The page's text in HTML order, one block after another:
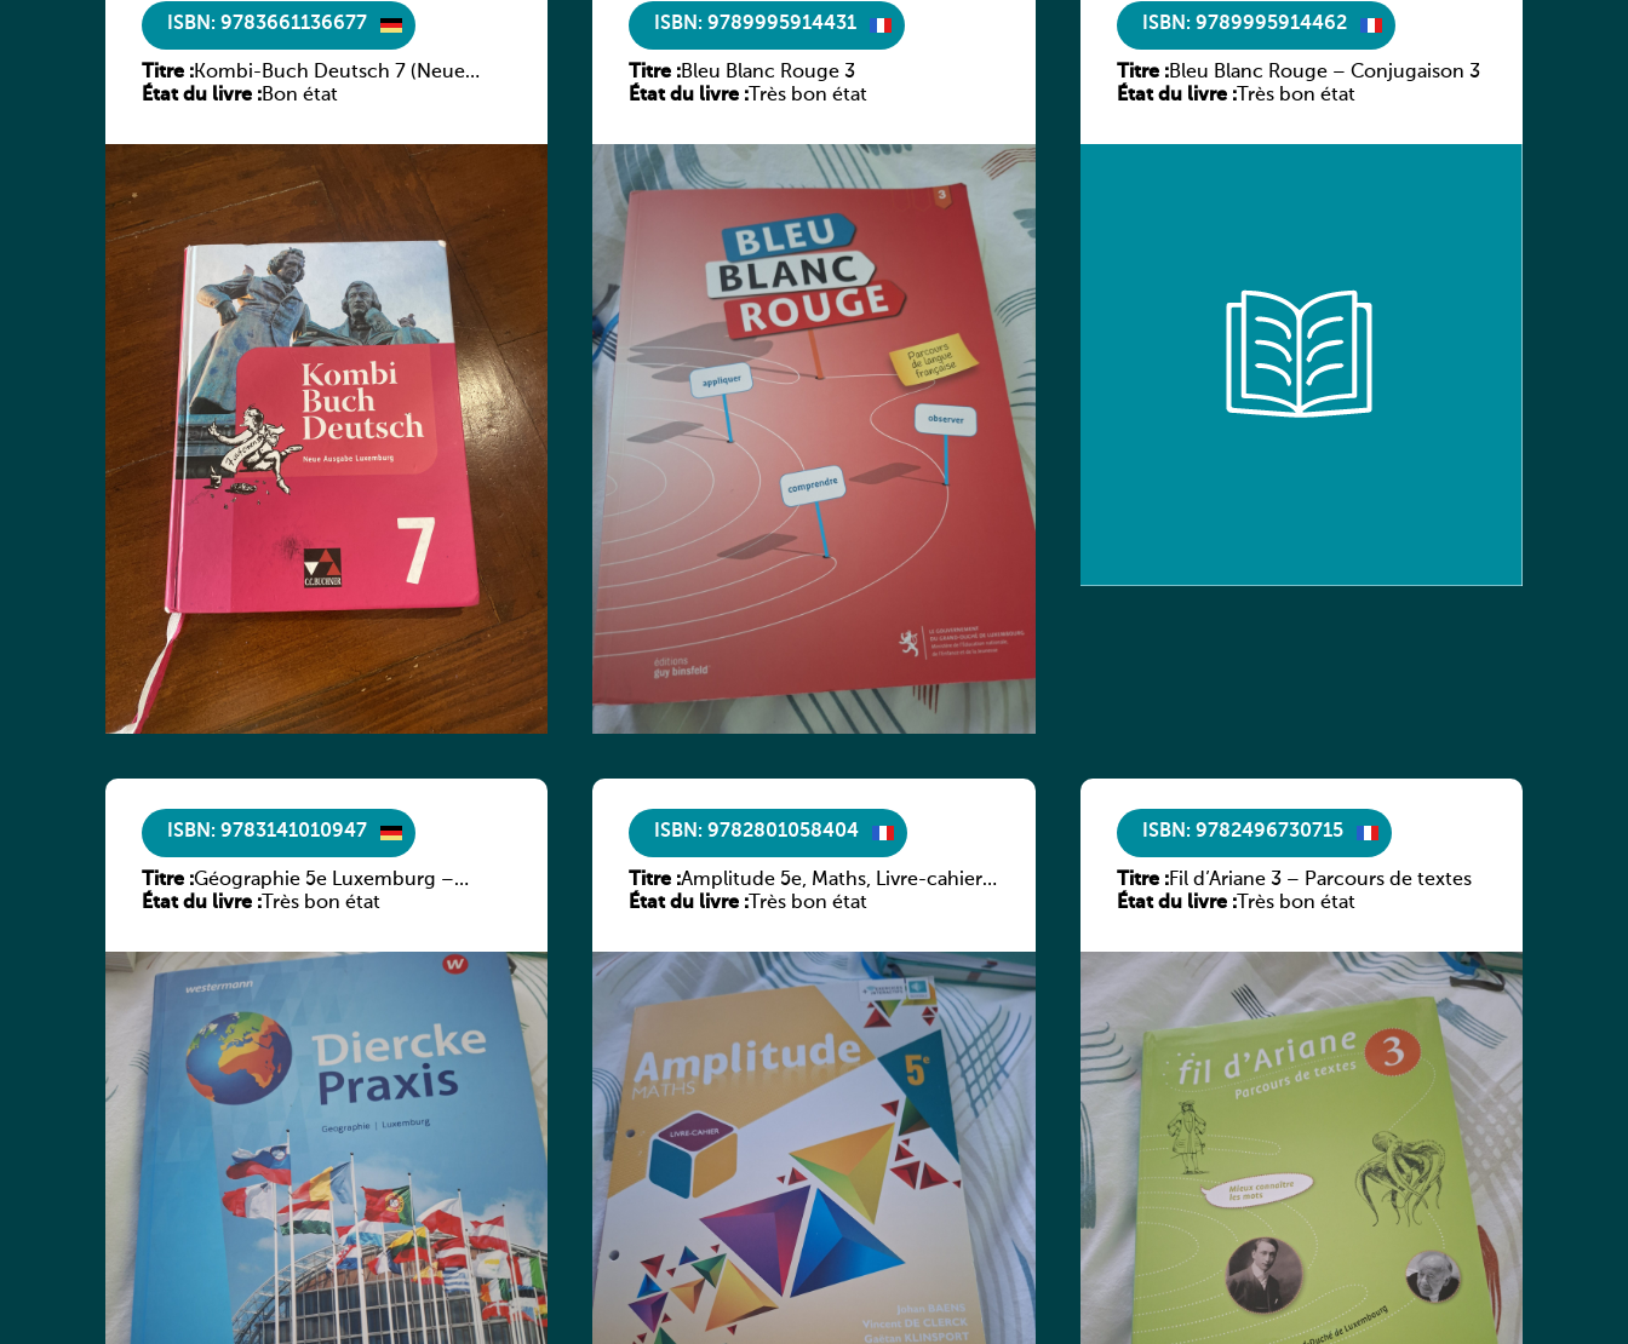
ISBN: 9783661136677
Titre :Kombi-Buch Deutsch 7 (Neue
Ausgabe Luxemburg)
État du livre :Bon état
ISBN: 9789995914431
Titre :Bleu Blanc Rouge 3
État du livre : Très bon état
ISBN: 9789995914462
Titre :Bleu Blanc Rouge – Conjugaison 3
État du livre :Très bon état
ISBN: 9783141010947
Titre :Géographie 5e Luxemburg –
Diercke Praxis
État du livre : Très bon état
ISBN: 9782801058404
Titre :Amplitude 5e, Maths, Livre-cahier,
version luxembourgeoise
État du livre : Très bon état
ISBN: 9782496730715
Titre :Fil d’Ariane 3 – Parcours de textes
État du livre :Très bon état